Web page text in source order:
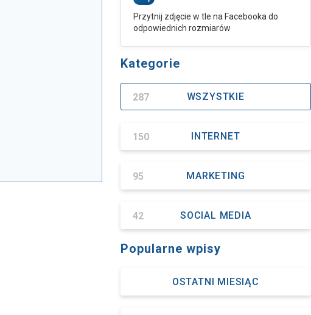
Przytnij zdjęcie w tle na Facebooka do
odpowiednich rozmiarów
Kategorie
WSZYSTKIE
287
INTERNET
150
MARKETING
95
SOCIAL MEDIA
42
Popularne wpisy
OSTATNI MIESIĄC